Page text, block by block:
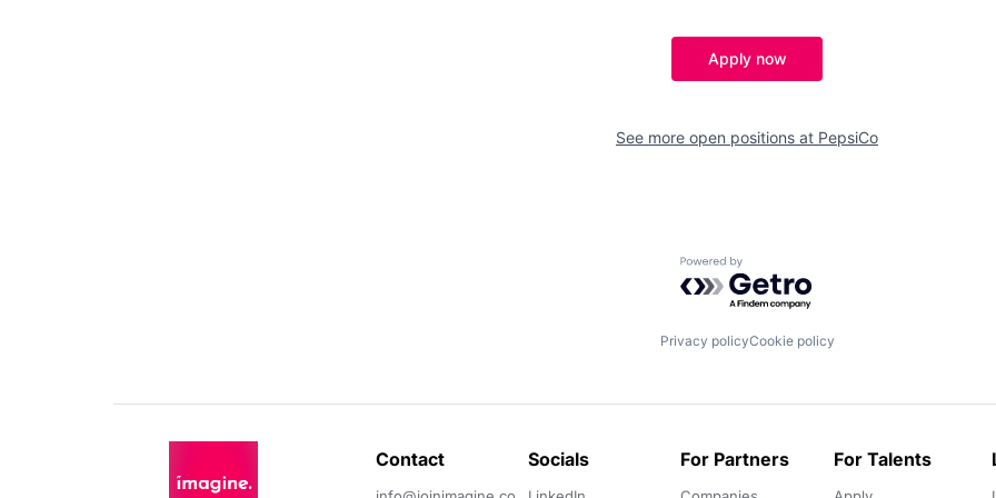
Apply now
See more open positions at PepsiCo
Powered by Getro.com
Privacy policyCookie policy
Contact Socials For Partners For Talents